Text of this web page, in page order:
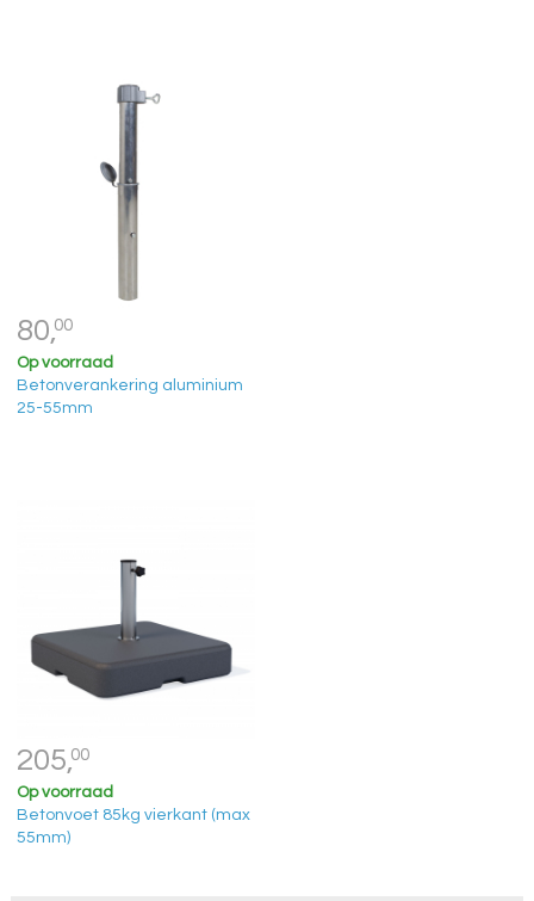
80,00
Op voorraad
Betonverankering aluminium
25-55mm
205,00
Op voorraad
Betonvoet 85kg vierkant (max
55mm)